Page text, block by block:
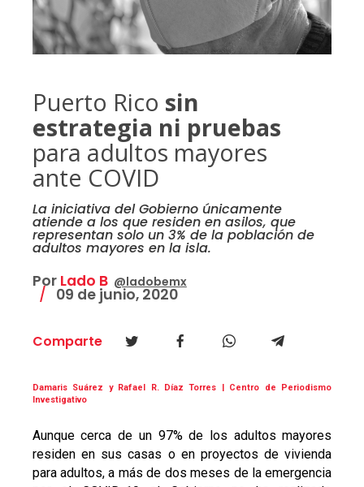
Puerto Rico sin
estrategia ni pruebas
para adultos mayores
ante COVID
La iniciativa del Gobierno únicamente
atiende a los que residen en asilos, que
representan solo un 3% de la población de
adultos mayores en la isla.
Por Lado B @ladobemx
09 de junio, 2020
Comparte
Damaris Suárez y Rafael R. Díaz Torres | Centro de Periodismo
Investigativo
Aunque cerca de un 97% de los adultos mayores
residen en sus casas o en proyectos de vivienda
para adultos, a más de dos meses de la emergencia